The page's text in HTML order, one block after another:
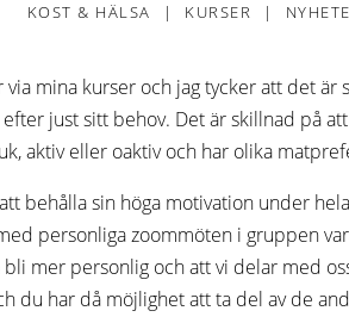
KOST & HÄLSA KURSER
via mina kurser och jag tycker att det
just sitt behov. Det är skillnad på
aktiv eller oaktiv och har olika
behålla sin höga motivation under
personliga zoommöten i gruppen
mer personlig och att vi delar med
du har då möjlighet att ta del av de